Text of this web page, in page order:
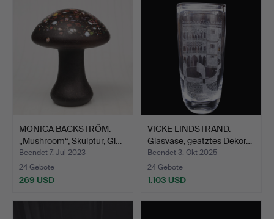
MONICA BACKSTRÖM.
„Mushroom“, Skulptur, Gl…
Beendet 7. Jul 2023
24 Gebote
269 USD
VICKE LINDSTRAND.
Glasvase, geätztes Dekor…
Beendet 3. Okt 2025
24 Gebote
1.103 USD